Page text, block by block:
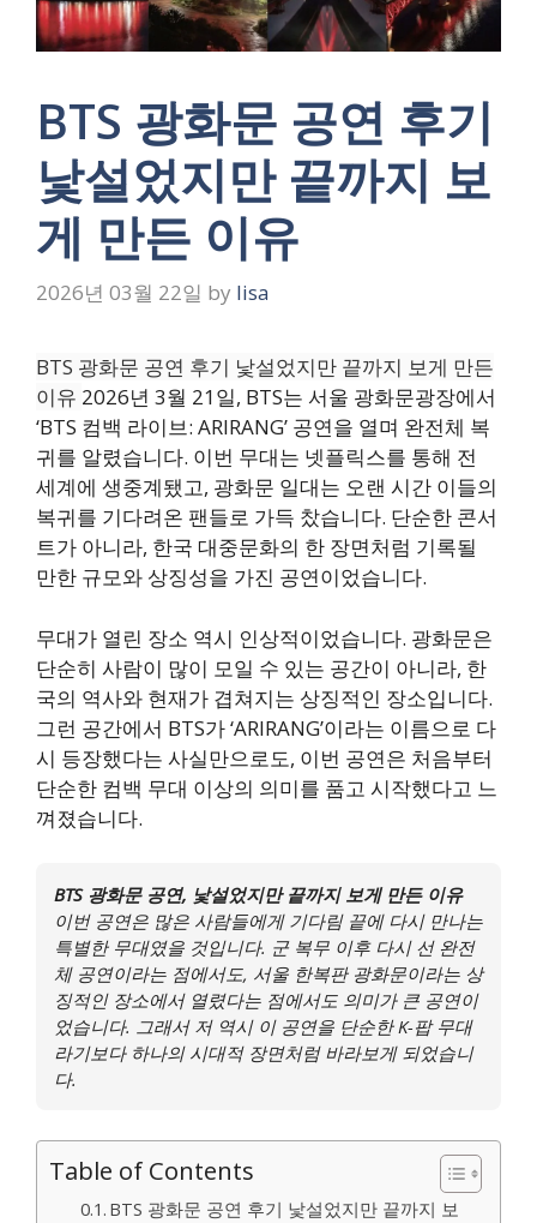
BTS 광화문 공연 후기
낯설었지만 끝까지 보
게 만든 이유
2026년 03월 22일 by lisa
BTS 광화문 공연 후기 낯설었지만 끝까지 보게 만든
이유 2026년 3월 21일, BTS는 서울 광화문광장에서
‘BTS 컴백 라이브: ARIRANG’ 공연을 열며 완전체 복
귀를 알렸습니다. 이번 무대는 넷플릭스를 통해 전
세계에 생중계됐고, 광화문 일대는 오랜 시간 이들의
복귀를 기다려온 팬들로 가득 찼습니다. 단순한 콘서
트가 아니라, 한국 대중문화의 한 장면처럼 기록될
만한 규모와 상징성을 가진 공연이었습니다.
무대가 열린 장소 역시 인상적이었습니다. 광화문은
단순히 사람이 많이 모일 수 있는 공간이 아니라, 한
국의 역사와 현재가 겹쳐지는 상징적인 장소입니다.
그런 공간에서 BTS가 ‘ARIRANG’이라는 이름으로 다
시 등장했다는 사실만으로도, 이번 공연은 처음부터
단순한 컴백 무대 이상의 의미를 품고 시작했다고 느
껴졌습니다.
BTS 광화문 공연, 낯설었지만 끝까지 보게 만든 이유
이번 공연은 많은 사람들에게 기다림 끝에 다시 만나는
특별한 무대였을 것입니다. 군 복무 이후 다시 선 완전
체 공연이라는 점에서도, 서울 한복판 광화문이라는 상
징적인 장소에서 열렸다는 점에서도 의미가 큰 공연이
었습니다. 그래서 저 역시 이 공연을 단순한 K-팝 무대
라기보다 하나의 시대적 장면처럼 바라보게 되었습니
다.
Table of Contents
BTS 광화문 공연 후기 낯설었지만 끝까지 보